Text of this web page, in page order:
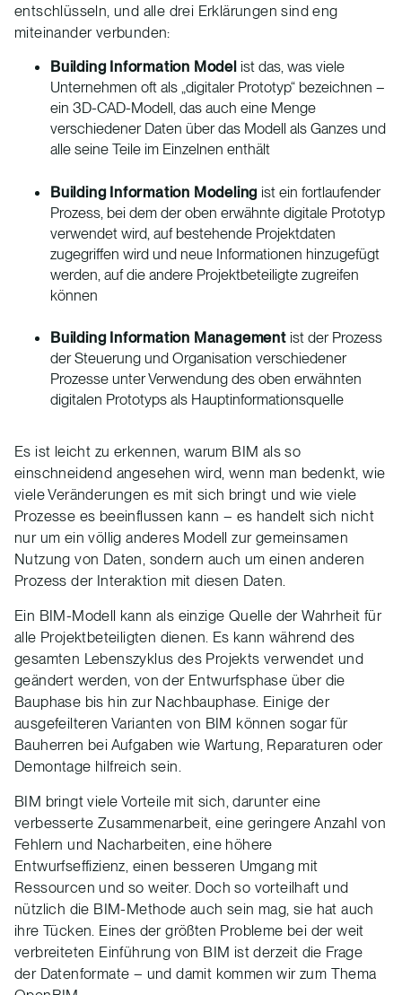
entschlüsseln, und alle drei Erklärungen sind eng
miteinander verbunden:
Building Information Model ist das, was viele
Unternehmen oft als „digitaler Prototyp“ bezeichnen –
ein 3D-CAD-Modell, das auch eine Menge
verschiedener Daten über das Modell als Ganzes und
alle seine Teile im Einzelnen enthält
Building Information Modeling ist ein fortlaufender
Prozess, bei dem der oben erwähnte digitale Prototyp
verwendet wird, auf bestehende Projektdaten
zugegriffen wird und neue Informationen hinzugefügt
werden, auf die andere Projektbeteiligte zugreifen
können
Building Information Managementist der Prozess
der Steuerung und Organisation verschiedener
Prozesse unter Verwendung des oben erwähnten
digitalen Prototyps als Hauptinformationsquelle
Es ist leicht zu erkennen, warum BIM als so
einschneidend angesehen wird, wenn man bedenkt, wie
viele Veränderungen es mit sich bringt und wie viele
Prozesse es beeinflussen kann – es handelt sich nicht
nur um ein völlig anderes Modell zur gemeinsamen
Nutzung von Daten, sondern auch um einen anderen
Prozess der Interaktion mit diesen Daten.
Ein BIM-Modell kann als einzige Quelle der Wahrheit für
alle Projektbeteiligten dienen. Es kann während des
gesamten Lebenszyklus des Projekts verwendet und
geändert werden, von der Entwurfsphase über die
Bauphase bis hin zur Nachbauphase. Einige der
ausgefeilteren Varianten von BIM können sogar für
Bauherren bei Aufgaben wie Wartung, Reparaturen oder
Demontage hilfreich sein.
BIM bringt viele Vorteile mit sich, darunter eine
verbesserte Zusammenarbeit, eine geringere Anzahl von
Fehlern und Nacharbeiten, eine höhere
Entwurfseffizienz, einen besseren Umgang mit
Ressourcen und so weiter. Doch so vorteilhaft und
nützlich die BIM-Methode auch sein mag, sie hat auch
ihre Tücken. Eines der größten Probleme bei der weit
verbreiteten Einführung von BIM ist derzeit die Frage
der Datenformate – und damit kommen wir zum Thema